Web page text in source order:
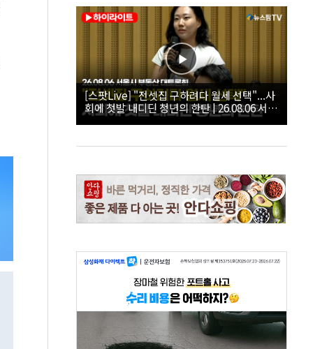
[스팟Live] "전셋집 구하려다 월세 선택"...사
회에 첫발 내디딘 청년의 한탄 | 26.08.06 서울
시 부동산 대토론회